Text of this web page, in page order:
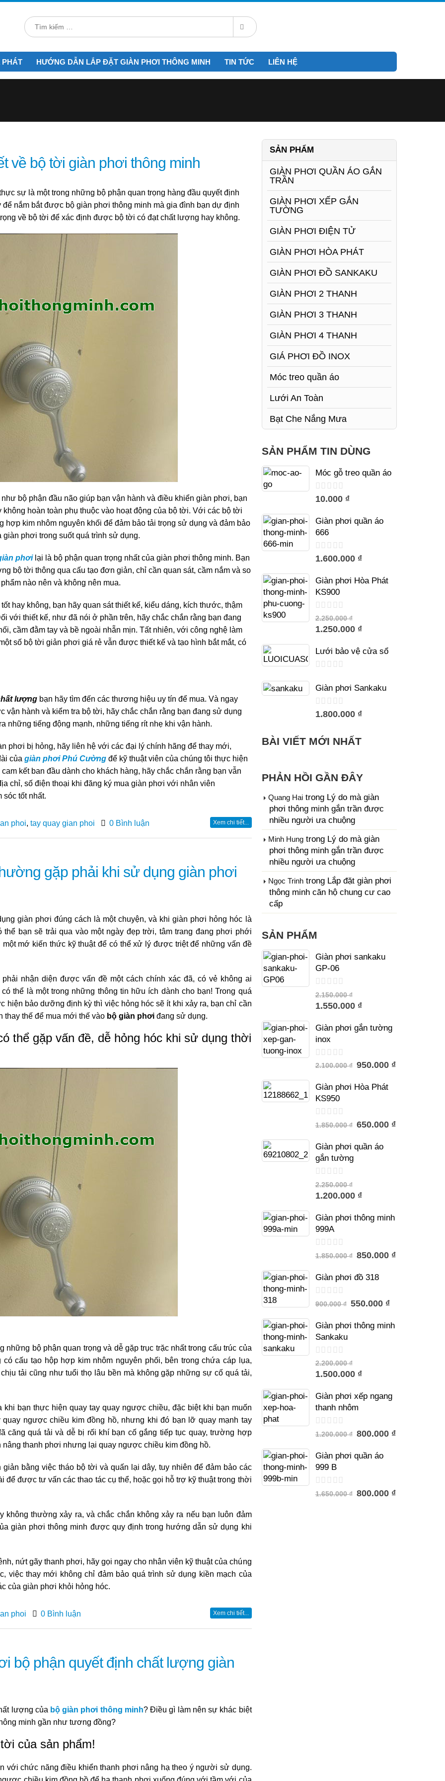
PHÁT HƯỚNG DẪN LẮP ĐẶT GIÀN PHƠI THÔNG MINH TIN TỨC LIÊN HỆ
về bộ tời giàn phơi thông minh
sự là một trong những bộ phận quan trọng hàng đầu quyếtđịnh
nắm bắt được bộ giàn phơi thông minh mà gia đình bạn dự định
về bộ tời để xác định được bộ tời có đạtchất lượng hay không.
bộ phận đầu não giúp bạn vận hành và điều khiển giàn phơi, bạn
hoàn toàn phụ thuộc vào hoạt động của bộ tời. Với các bộ tời
kim nhôm nguyên khối để đảm bảo tải trọng sử dụng và đảm bảo
phơi trong suốt quá trình sử dụng.
phơilại là bộ phận quan trọng nhất của giàn phơi thông minh. Bạn
bộ tời thông qua cấu tạo đơn giản, chỉ cần quan sát, cầm nắm và so
nào nên và không nên mua.
hay không, bạn hãy quan sát thiết kế, kiểu dáng, kích thước, thậm
với thiết kế, như đã nói ở phần trên, hãy chắc chắn rằng bạn đang
cầm đằm tay và bề ngoài nhẵn mịn. Tất nhiên, với công nghệ làm
số bộ tời giản phơi giá rẻ vẫn được thiết kế và tạo hình bắt mắt, có
lượng bạn hãy tìm đến các thương hiệu uy tín để mua. Và ngay
vận hành và kiểm tra bộ tời, hãy chắc chắn rằng bạn đang sử dụng
những tiếng động mạnh, những tiếng rít nhẹ khi vận hành.
phơi bị hỏng, hãy liên hệ với các đại lý chính hãng để thay mới,
của giàn phơi Phú Cường để kỹ thuật viên của chúng tôi thực hiện
kết ban đầu dành cho khách hàng, hãy chắc chắn rằng bạn vẫn
chỉ, số điện thoại khi đăng ký mua giàn phơi với nhân viên
sóc tốt nhất.
phoi, tay quay gian phoi 0 Bình luận Xem chi tiết...
gặp phải khi sử dụng giàn phơi
giàn phơi đúng cách là một chuyện, và khi giàn phơi hỏng hóc là
bạn sẽ trải qua vào một ngày đẹp trời, tâm trang đang phơi phới
mớ kiến thức kỹ thuật để có thể xử lý được triệtđể những vấn đề
nhận diện được vấn đề một cách chính xác đã, có vẻ không ai
thể là một trong những thông tin hữu ích dành cho bạn!Trong quá
hiện bảo dưỡng định kỳ thì việc hỏng hóc sẽ ít khi xảy ra, bạn chỉ cần
thay thế để mua mới thế vào bộ giàn phơi đang sử dụng.
thể gặp vấn đề, dễ hỏng hóc khi sử dụng thời
những bộ phận quan trọng và dễ gặp trục trặc nhất trong cấu trúc của
cấu tạo hộp hợp kim nhôm nguyên phối, bên trong chứa cáp lụa,
tải cũng như tuổi thọ lâu bền mà không gặp những sự cố quá tải,
bạn thực hiện quay tay quay ngược chiều, đặc biệt khi bạn muốn
ngược chiều kim đồng hồ, nhưng khi đó bạn lỡ quay mạnh tay
căng quá tải và dễ bị rối khí bạn cố gắng tiếp tục quay, trường hợp
thanh phơi nhưng lại quay ngược chiều kim đồng hồ.
bằng việc tháo bộ tời và quấn lại dây, tuy nhiên để đảm bảo các
để được tư vấn các thao tác cụ thể, hoặc gọi hỗ trợ kỹthuật trong thời
thường xảy ra, và chắc chắn không xảy ra nếu bạn luôn đảm
giàn phơi thông minh được quy định trong hướng dẫnsử dụng khi
nứt gãy thanh phơi, hãy gọi ngay cho nhân viên kỹ thuật của chúng
việc thay mới khôngchỉ đảm bảo quá trình sử dụng kiền mạch của
của giàn phơi khỏi hỏng hóc.
phoi 0 Bình luận Xem chi tiết...
bộ phận quyết định chất lượng giàn
lượng của bộ giàn phơi thông minh? Điều gì làm nên sự khác biệt
minh gần như tương đồng?
của sản phẩm!
với chức năng điều khiển thanh phơi nâng hạ theo ý người sử dụng.
SẢN PHẨM
GIÀN PHƠI QUẦN ÁO GẮN
TRẦN
GIÀN PHƠI XẾP GẮN
TƯỜNG
GIÀN PHƠI ĐIỆN TỬ
GIÀN PHƠI HÒA PHÁT
GIÀN PHƠI ĐỒ SANKAKU
GIÀN PHƠI 2 THANH
GIÀN PHƠI 3 THANH
GIÀN PHƠI 4 THANH
GIÁ PHƠI ĐỒ INOX
Móc treo quần áo
Lưới An Toàn
Bạt Che Nắng Mưa
SẢN PHẨM TIN DÙNG
Móc gỗ treo quần áo
trên
10.000 ₫
Giàn phơi quần áo
666
trên
1.600.000 ₫
Giàn phơi Hòa Phát
KS900
trên
5
2.250.000 ₫
1.250.000 ₫
Lưới bảo vệ cửa sổ
5
Giàn phơi Sankaku
trên
1.800.000 ₫
BÀI VIẾT MỚI NHẤT
PHẢN HỒI GẦN ĐÂY
Quang Haitrong Lý do mà giàn
phơi thông minh gắn trần được
nhiều người ưa chuộng
Minh Hungtrong Lý do mà giàn
phơi thông minh gắn trần được
nhiều người ưa chuộng
Ngọc Trinhtrong Lắp đặt giàn phơi
thông minh căn hộ chung cư cao
cấp
SẢN PHẨM
Giàn phơi sankaku
GP-06
trên
5
2.150.000 ₫
1.550.000 ₫
Giàn phơi gắn tường
inox
trên
2.100.000 ₫ 950.000 ₫
Giàn phơi Hòa Phát
KS950
trên
1.850.000 ₫ 650.000 ₫
Giàn phơi quần áo
gắn tường
trên
5
2.250.000 ₫
1.200.000 ₫
Giàn phơi thông minh
999A
trên
1.850.000 ₫ 850.000 ₫
Giàn phơi đồ 318
trên
900.000 ₫ 550.000 ₫
Giàn phơi thông minh
Sankaku
trên
5
2.200.000 ₫
1.500.000 ₫
Giàn phơi xếp ngang
thanh nhôm
trên
1.200.000 ₫ 800.000 ₫
Giàn phơi quần áo
999 B
trên
1.650.000 ₫ 800.000 ₫